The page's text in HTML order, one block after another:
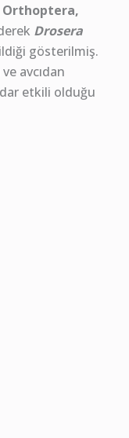
Orthoptera,
Drosera
gösterilmiş.
avcıdan
etkili olduğu